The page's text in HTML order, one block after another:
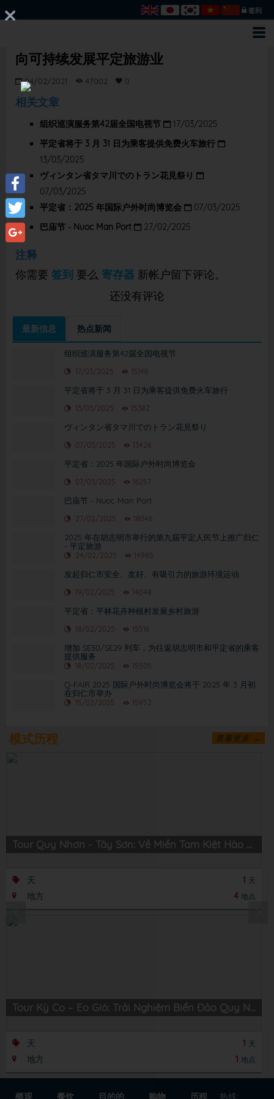
签到
Facebook
Twitter
Google+
向可持续发展平定旅游业
04/02/2021 47002 0
相关文章
组织巡演服务第42届全国电视节
17/03/2025
平定省将于 3 月 31 日为乘客提供免费火车旅行
13/03/2025
ヴィンタン省タマ川でのトラン花見祭り
07/03/2025
平定省：2025 年国际户外时尚博览会
07/03/2025
巴庙节 - Nuoc Man Port
27/02/2025
注释
你需要 签到 要么 寄存器 新帐户留下评论。
还没有评论
最新信息 热点新闻
组织巡演服务第42届全国电视节
17/03/2025 15146
平定省将于 3 月 31 日为乘客提供免费火车旅行
13/03/2025 15382
ヴィンタン省タマ川でのトラン花見祭り
07/03/2025 13426
平定省：2025 年国际户外时尚博览会
07/03/2025 16257
巴庙节 - Nuoc Man Port
27/02/2025 18046
2025 年在胡志明市举行的第九届平定人民节上推广归仁
- 平定旅游
24/02/2025 14985
发起归仁市安全、友好、有吸引力的旅游环境运动
19/02/2025 14048
平定省：平林花卉种植村发展乡村旅游
18/02/2025 15516
增加 SE30/SE29 列车，为往返胡志明市和平定省的乘客
提供服务
18/02/2025 15505
Q-FAIR 2025 国际户外时尚博览会将于 2025 年 3 月初
在归仁市举办
15/02/2025 15952
模式历程 查看更多 →
Tour Quy Nhơn - Tây Sơn: Về Miền Tam Kiệt Hào Hùng
天 1 天
地方 4 地点
Tour Kỳ Co – Eo Gió: Trải Nghiệm Biển Đảo Quy Nhơn Hùng Vĩ
天 1 天
地方 1 地点
概观 餐饮 目的的 购物 历程 热线: